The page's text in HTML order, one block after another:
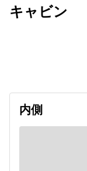
キャビン
内側